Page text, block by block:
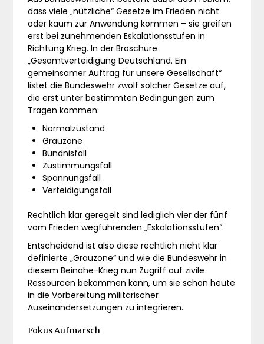
dass viele „nützliche“ Gesetze im Frieden nicht
oder kaum zur Anwendung kommen – sie greifen
erst bei zunehmenden Eskalationsstufen in
Richtung Krieg. In der Broschüre
„Gesamtverteidigung Deutschland. Ein
gemeinsamer Auftrag für unsere Gesellschaft“
listet die Bundeswehr zwölf solcher Gesetze auf,
die erst unter bestimmten Bedingungen zum
Tragen kommen:
Normalzustand
Grauzone
Bündnisfall
Zustimmungsfall
Spannungsfall
Verteidigungsfall
Rechtlich klar geregelt sind lediglich vier der fünf
vom Frieden wegführenden „Eskalationsstufen“.
Entscheidend ist also diese rechtlich nicht klar
definierte „Grauzone“ und wie die Bundeswehr in
diesem Beinahe-Krieg nun Zugriff auf zivile
Ressourcen bekommen kann, um sie schon heute
in die Vorbereitung militärischer
Auseinandersetzungen zu integrieren.
Fokus Aufmarsch